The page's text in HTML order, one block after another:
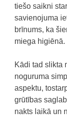
tiešo saikni
savienojuma
brīnums, ka
miega higiēnā.
Kādi tad slikta
noguruma
aspektu,
grūtības
nakts laikā un